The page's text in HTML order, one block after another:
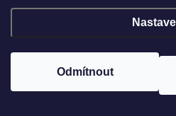
Odmítnout
Slovník pojmů
Recenze